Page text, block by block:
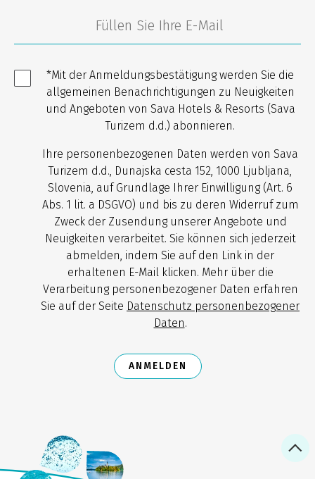
*Mit der Anmeldungsbestätigung werden Sie die
allgemeinen Benachrichtigungen zu Neuigkeiten
und Angeboten von Sava Hotels & Resorts (Sava
Turizem d.d.) abonnieren.
Ihre personenbezogenen Daten werden von Sava
Turizem d.d., Dunajska cesta 152, 1000 Ljubljana,
Slovenia, auf Grundlage Ihrer Einwilligung (Art. 6
Abs. 1 lit. a DSGVO) und bis zu deren Widerruf zum
Zweck der Zusendung unserer Angebote und
Neuigkeiten verarbeitet. Sie können sich jederzeit
abmelden, indem Sie auf den Link in der
erhaltenen E-Mail klicken. Mehr über die
Verarbeitung personenbezogener Daten erfahren
Sie auf der Seite Datenschutz personenbezogener
Daten.
ANMELDEN